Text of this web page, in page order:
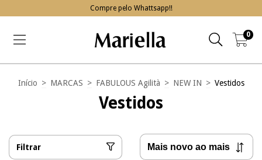
Compre pelo Whattsapp!!
0
Início > MARCAS > FABULOUS Agilità > NEW IN > Vestidos
Vestidos
Filtrar